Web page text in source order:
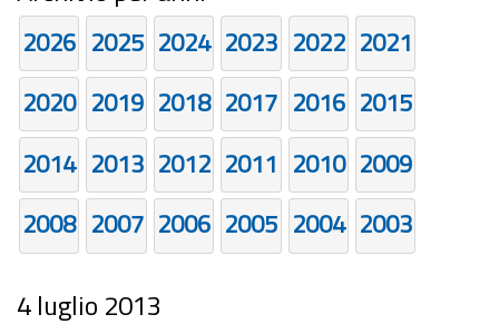
2026 2025 2024 2023 2022 2021
2020 2019 2018 2017 2016 2015
2014 2013 2012 2011 2010 2009
2008 2007 2006 2005 2004 2003
4 luglio 2013